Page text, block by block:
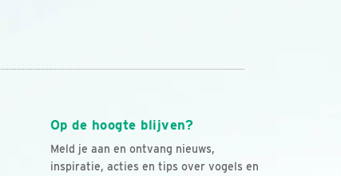
Op de hoogte blijven?
Meld je aan en ontvang nieuws,
inspiratie, acties en tips over vogels en